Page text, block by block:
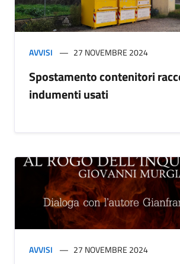
AVVISI 27 NOVEMBRE 2024
Spostamento contenitori
indumenti usati
AVVISI 27 NOVEMBRE 2024